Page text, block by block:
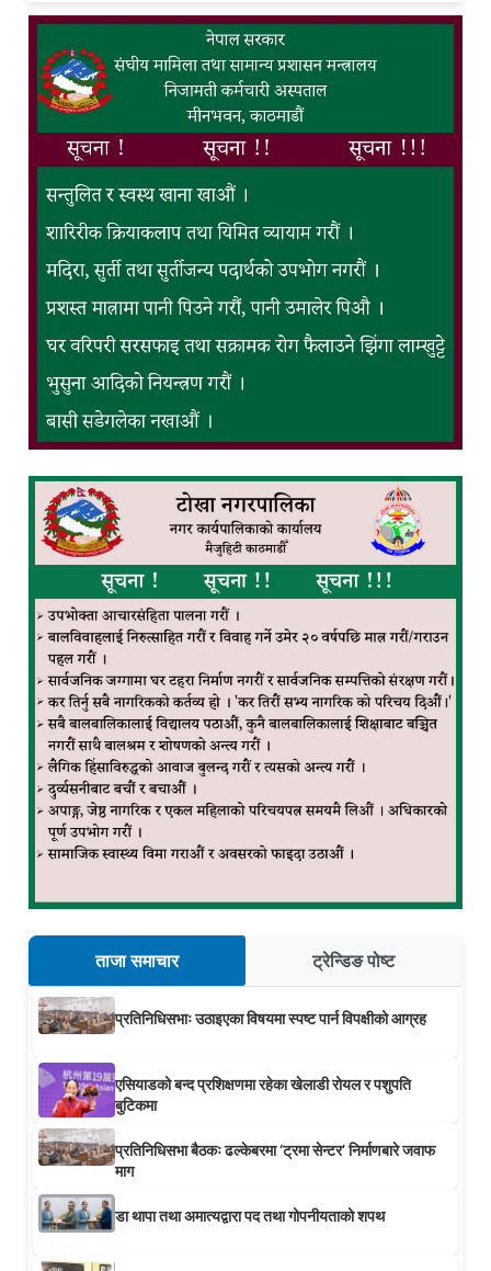
ताजा समाचार ट्रेन्डिङ पोष्ट
प्रतिनिधिसभाः उठाइएका विषयमा स्पष्ट पार्न विपक्षीको आग्रह
एसियाडको बन्द प्रशिक्षणमा रहेका खेलाडी रोयल र पशुपति
बुटिकमा
प्रतिनिधिसभा बैठकः ढल्केबरमा ‘ट्रमा सेन्टर’ निर्माणबारे जवाफ
माग
डा थापा तथा अमात्यद्वारा पद तथा गोपनीयताको शपथ